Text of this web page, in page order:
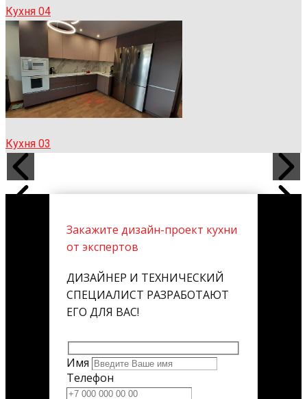
Кухня 04
Кухня 03
Закажите дизайн-проект кухни
от экспертов
ДИЗАЙНЕР И ТЕХНИЧЕСКИЙ
СПЕЦИАЛИСТ РАЗРАБОТАЮТ
ЕГО ДЛЯ ВАС!
Имя
Телефон